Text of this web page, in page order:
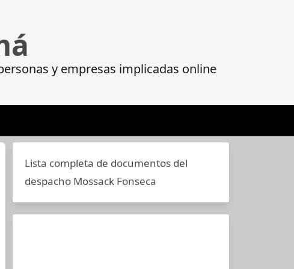
y empresas implicadas online
Lista completa de documentos del
despacho Mossack Fonseca